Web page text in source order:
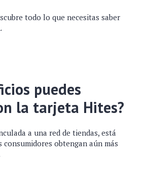
todo lo que necesitas saber
puedes
la tarjeta Hites?
a una red de tiendas, está
consumidores obtengan aún más